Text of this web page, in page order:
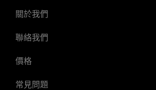
關於我們
聯絡我們
價格
常見問題